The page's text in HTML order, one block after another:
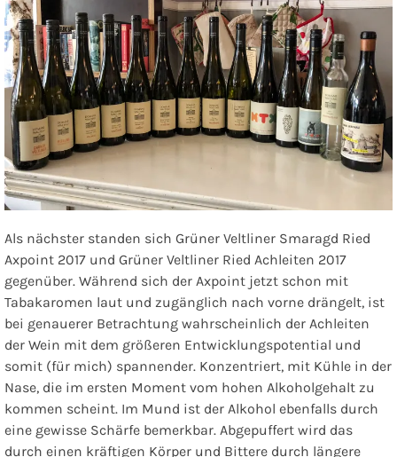
Als nächster standen sich Grüner Veltliner Smaragd Ried
Axpoint 2017 und Grüner Veltliner Ried Achleiten 2017
gegenüber. Während sich der Axpoint jetzt schon mit
Tabakaromen laut und zugänglich nach vorne drängelt, ist
bei genauerer Betrachtung wahrscheinlich der Achleiten
der Wein mit dem größeren Entwicklungspotential und
somit (für mich) spannender. Konzentriert, mit Kühle in der
Nase, die im ersten Moment vom hohen Alkoholgehalt zu
kommen scheint. Im Mund ist der Alkohol ebenfalls durch
eine gewisse Schärfe bemerkbar. Abgepuffert wird das
durch einen kräftigen Körper und Bittere durch längere